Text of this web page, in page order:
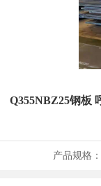
Q355NBZ25钢板
产品规格：